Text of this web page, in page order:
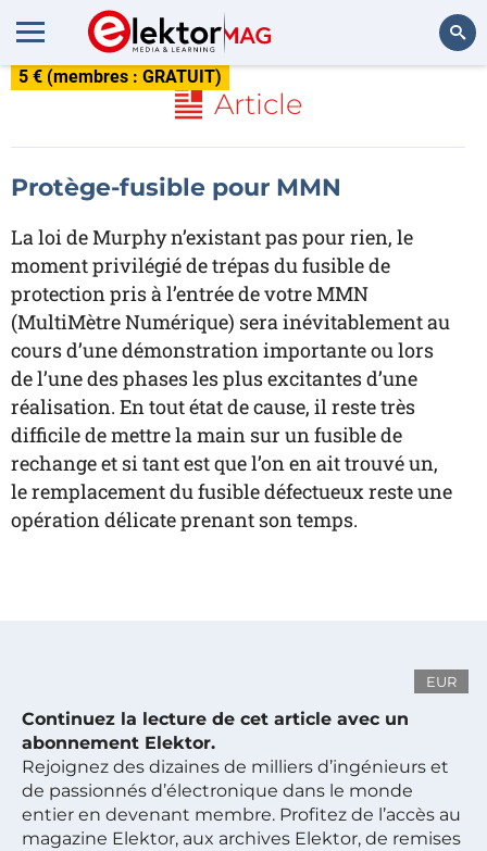
5 € (membres : GRATUIT)
Article
Protège-fusible pour MMN
La loi de Murphy n’existant pas pour rien, le
moment privilégié de trépas du fusible de
protection pris à l’entrée de votre MMN
(MultiMètre Numérique) sera inévitablement au
cours d’une démonstration importante ou lors
de l’une des phases les plus excitantes d’une
réalisation. En tout état de cause, il reste très
difficile de mettre la main sur un fusible de
rechange et si tant est que l’on en ait trouvé un,
le remplacement du fusible défectueux reste une
opération délicate prenant son temps.
EUR
Continuez la lecture de cet article avec un
abonnement Elektor.
Rejoignez des dizaines de milliers d’ingénieurs et
de passionnés d’électronique dans le monde
entier en devenant membre. Profitez de l’accès au
magazine Elektor, aux archives Elektor, de remises